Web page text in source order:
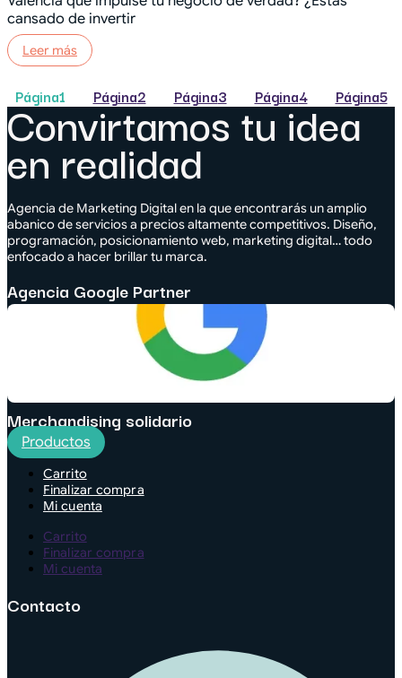
cansado de invertir
Leer más
Página1 Página2 Página3 Página4 Página5
Convirtamos tu idea
en realidad
Agencia de Marketing Digital en la que encontrarás un amplio
abanico de servicios a precios altamente competitivos. Diseño,
programación, posicionamiento web, marketing digital… todo
enfocado a hacer brillar tu marca.
Agencia Google Partner
Merchandising solidario
Productos
Carrito
Finalizar compra
Mi cuenta
Carrito
Finalizar compra
Mi cuenta
Contacto